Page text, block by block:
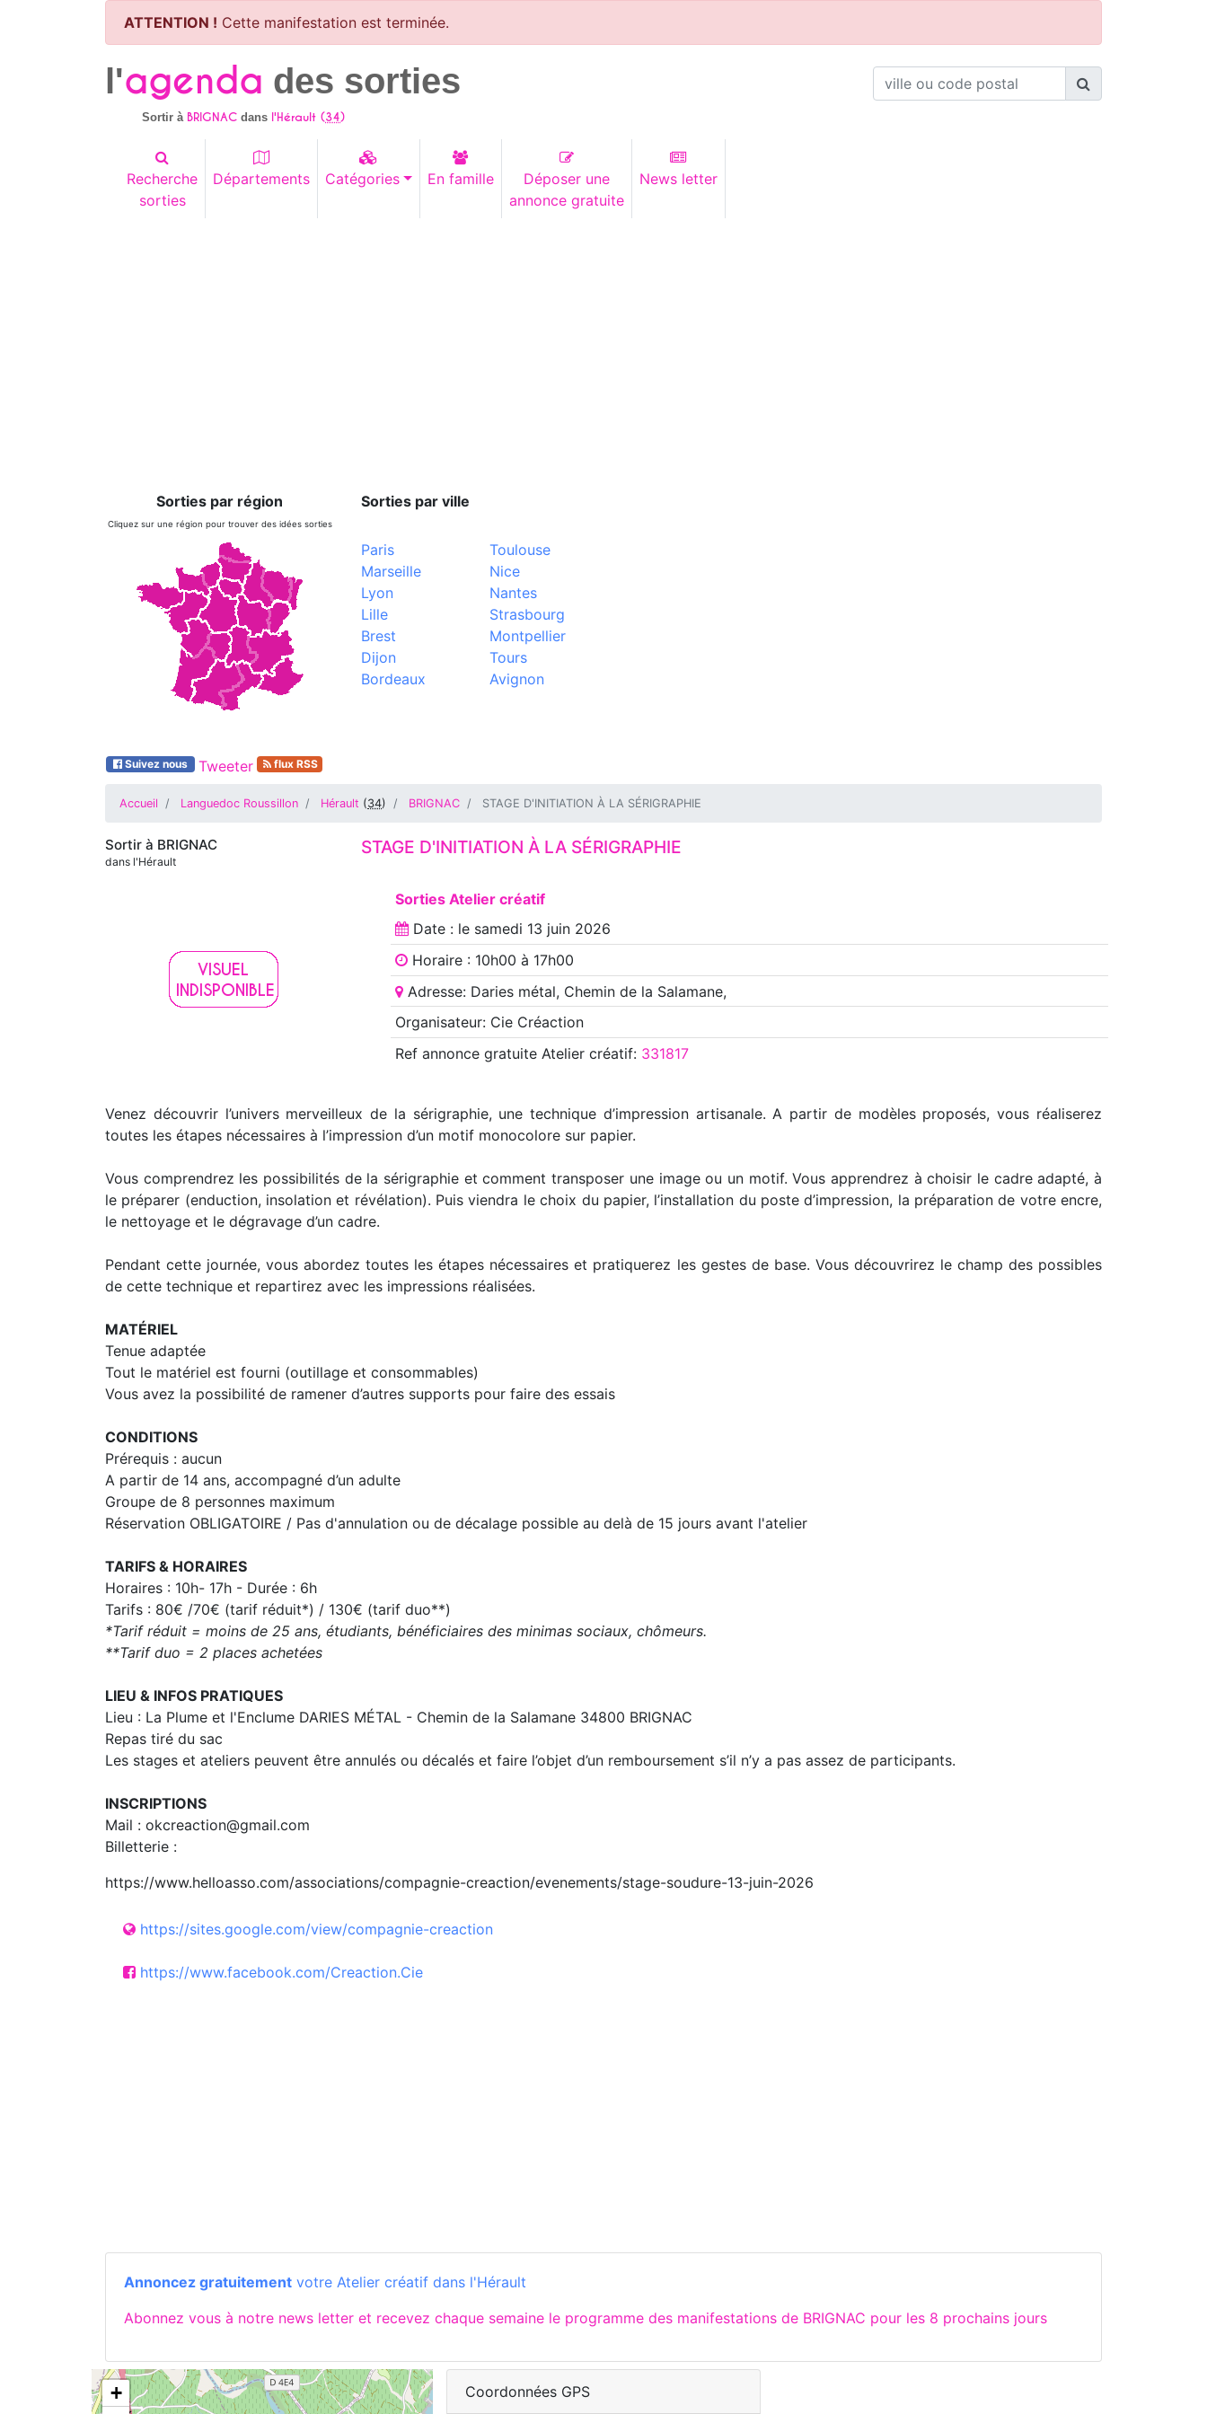
ATTENTION ! Cette manifestation est terminée.
l'agenda des sorties
Sortir à BRIGNAC dans l'Hérault (34)
Recherche
sorties
Départements Catégories En famille
Déposer une
annonce gratuite
News letter
Sorties par région
Cliquez sur une région pour trouver des idées sorties
Sorties par ville
Paris
Marseille
Lyon
Lille
Brest
Dijon
Bordeaux
Toulouse
Nice
Nantes
Strasbourg
Montpellier
Tours
Avignon
Suivez nous Tweeter flux RSS
Accueil Languedoc Roussillon Hérault (34) BRIGNAC STAGE D'INITIATION À LA SÉRIGRAPHIE
Sortir à BRIGNAC
dans l'Hérault
STAGE D'INITIATION À LA SÉRIGRAPHIE
Sorties Atelier créatif
Date : le samedi 13 juin 2026
Horaire : 10h00 à 17h00
Adresse: Daries métal, Chemin de la Salamane,
Organisateur: Cie Créaction
Ref annoncegratuite Atelier créatif: 331817
Venez découvrir l’univers merveilleux de la sérigraphie, une technique d’impression artisanale. A partir de modèles proposés, vous réaliserez
toutes les étapes nécessaires à l’impression d’un motif monocolore sur papier.
Vous comprendrez les possibilités de la sérigraphie et comment transposer une image ou un motif. Vous apprendrez à choisir le cadre adapté, à
le préparer (enduction, insolation et révélation). Puis viendra le choix du papier, l’installation du poste d’impression, la préparation de votre encre,
le nettoyage et le dégravage d’un cadre.
Pendant cette journée, vous abordez toutes les étapes nécessaires et pratiquerez les gestes de base. Vous découvrirez le champ des possibles
de cette technique et repartirez avec les impressions réalisées.
MATÉRIEL
Tenue adaptée
Tout le matériel est fourni (outillage et consommables)
Vous avez la possibilité de ramener d’autres supports pour faire des essais
CONDITIONS
Prérequis : aucun
A partir de 14 ans, accompagné d’un adulte
Groupe de 8 personnes maximum
Réservation OBLIGATOIRE / Pas d'annulation ou de décalage possible au delà de 15 jours avant l'atelier
TARIFS & HORAIRES
Horaires : 10h- 17h - Durée : 6h
Tarifs : 80€ /70€ (tarif réduit*) / 130€ (tarif duo**)
*Tarif réduit = moins de 25 ans, étudiants, bénéficiaires des minimas sociaux, chômeurs.
**Tarif duo = 2 places achetées
LIEU & INFOS PRATIQUES
Lieu : La Plume et l'Enclume DARIES MÉTAL - Chemin de la Salamane 34800 BRIGNAC
Repas tiré du sac
Les stages et ateliers peuvent être annulés ou décalés et faire l’objet d’un remboursement s’il n’y a pas assez de participants.
INSCRIPTIONS
Mail : okcreaction@gmail.com
Billetterie :
https://www.helloasso.com/associations/compagnie-creaction/evenements/stage-soudure-13-juin-2026
https://sites.google.com/view/compagnie-creaction
https://www.facebook.com/Creaction.Cie
Annoncez gratuitement votre Atelier créatif dans l'Hérault
Abonnez vous à notre news letter et recevez chaque semaine le programme des manifestations de BRIGNAC pour les 8 prochains jours
+
Coordonnées GPS